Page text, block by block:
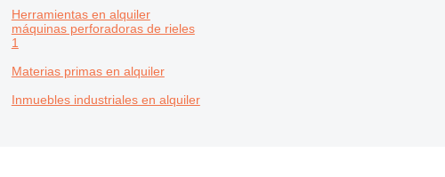
Herramientas en alquiler
máquinas perforadoras de rieles
1
Materias primas en alquiler
Inmuebles industriales en alquiler